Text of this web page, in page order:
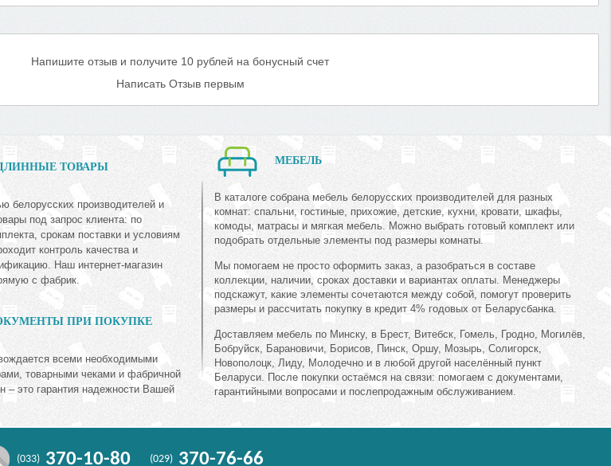
Напишите отзыв и получите 10 рублей на бонусный счет
Написать Отзыв первым
ТОВАРЫ
белорусских производителей и
под запрос клиента: по
срокам поставки и условиям
контроль качества и
Наш интернет-магазин
с фабрик.
ПРИ ПОКУПКЕ
всеми необходимыми
товарными чеками и фабричной
– это гарантия надежности Вашей
МЕБЕЛЬ
В каталоге собрана мебель белорусских производителей для разных
комнат: спальни, гостиные, прихожие, детские, кухни, кровати, шкафы,
комоды, матрасы и мягкая мебель. Можно выбрать готовый комплект или
подобрать отдельные элементы под размеры комнаты.
Мы помогаем не просто оформить заказ, а разобраться в составе
коллекции, наличии, сроках доставки и вариантах оплаты. Менеджеры
подскажут, какие элементы сочетаются между собой, помогут проверить
размеры и рассчитать покупку в кредит 4% годовых от Беларусбанка.
Доставляем мебель по Минску, в Брест, Витебск, Гомель, Гродно, Могилёв,
Бобруйск, Барановичи, Борисов, Пинск, Оршу, Мозырь, Солигорск,
Новополоцк, Лиду, Молодечно и в любой другой населённый пункт
Беларуси. После покупки остаёмся на связи: помогаем с документами,
гарантийными вопросами и послепродажным обслуживанием.
(033) 370-10-80 (029) 370-76-66